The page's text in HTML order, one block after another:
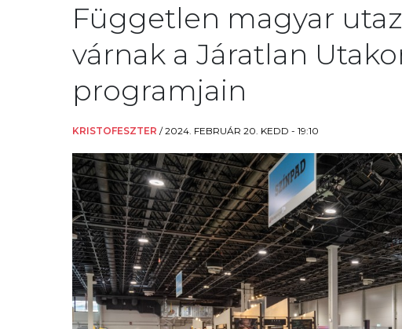
Független magyar
várnak a Járatlan
programjain
KRISTOFESZTER /2024. FEBRUÁR 20. KEDD - 19:10